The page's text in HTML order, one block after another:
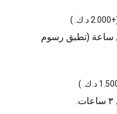
+2.000 د.ك. )
ساعة (تطبق رسوم
)